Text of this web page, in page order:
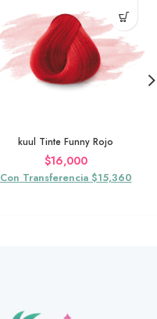
kuul Tinte Funny Rojo
$16,000
Con Transferencia $15,360